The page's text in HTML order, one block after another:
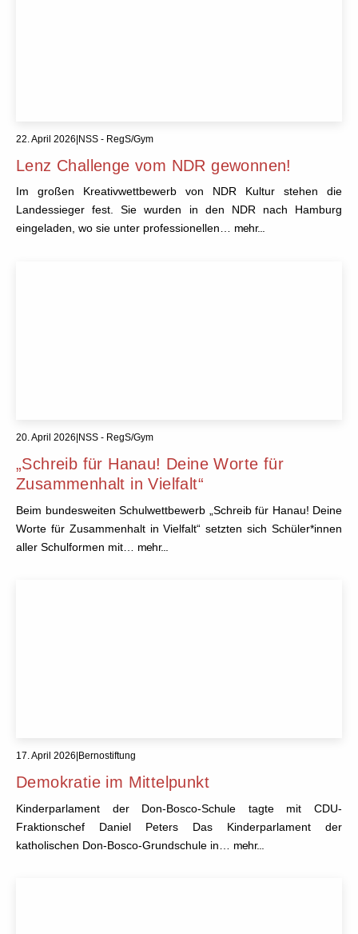
22. April 2026|NSS - RegS/Gym
Lenz Challenge vom NDR gewonnen!
Im großen Kreativwettbewerb von NDR Kultur stehen die
Landessieger fest. Sie wurden in den NDR nach Hamburg
eingeladen, wo sie unter professionellen… mehr...
20. April 2026 NSS - RegS/Gym
„Schreib für Hanau! Deine Worte für
Zusammenhalt in Vielfalt“
Beim bundesweiten Schulwettbewerb „Schreib für Hanau! Deine
Worte für Zusammenhalt in Vielfalt“ setzten sich Schüler*innen
aller Schulformen mit… mehr...
17. April 2026 Bernostiftung
Demokratie im Mittelpunkt
Kinderparlament der Don-Bosco-Schule tagte mit CDU-
Fraktionschef Daniel Peters Das Kinderparlament der
katholischen Don-Bosco-Grundschule in… mehr...